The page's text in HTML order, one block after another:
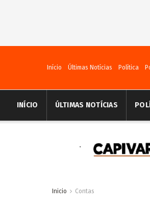
Início Últimas Notícias Política
INÍCIO ÚLTIMAS NOTÍCIAS
Inicio Contas